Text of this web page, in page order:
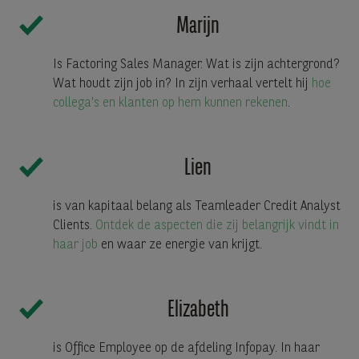
Marijn
Is Factoring Sales Manager. Wat is zijn achtergrond?
Wat houdt zijn job in? In zijn verhaal vertelt hij hoe
collega's en klanten op hem kunnen rekenen.
Lien
is van kapitaal belang als Teamleader Credit Analyst
Clients. Ontdek de aspecten die zij belangrijk vindt in
haar job en waar ze energie van krijgt.
Elizabeth
is Office Employee op de afdeling Infopay. In haar